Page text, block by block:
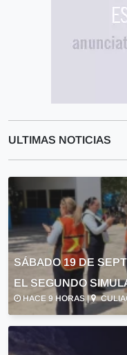
ULTIMAS NOTICIAS
SÁBADO 19 DE
EL SEGUNDO
HACE 9 HORAS |